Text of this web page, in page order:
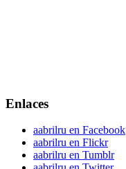
Enlaces
aabrilru en Facebook
aabrilru en Flickr
aabrilru en Tumblr